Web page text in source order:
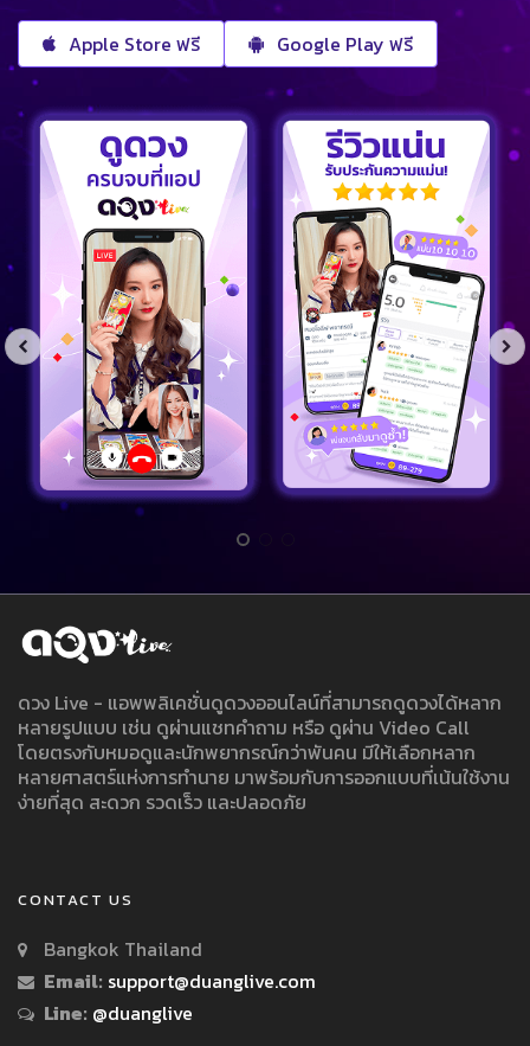
Apple Store ฟรี Google Play ฟรี
ดวง Live - แอพพลิเคชั่นดูดวงออนไลน์ที่สามารถดูดวงได้หลาก
หลายรูปแบบ เช่น ดูผ่านแชทคำถาม หรือ ดูผ่าน Video Call
โดยตรงกับหมอดูและนักพยากรณ์กว่าพันคน มีให้เลือกหลาก
หลายศาสตร์แห่งการทำนาย มาพร้อมกับการออกแบบที่เน้นใช้งาน
ง่ายที่สุด สะดวก รวดเร็ว และปลอดภัย
CONTACT US
Bangkok Thailand
Email: support@duanglive.com
Line: @duanglive